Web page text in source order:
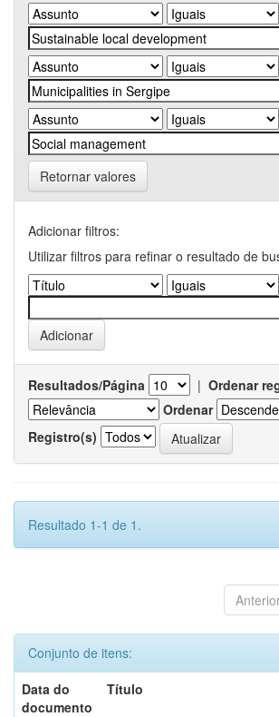
Retornar valores
Adicionar filtros:
Utilizar filtros para refinar o resultado de
Resultados/Página | Ordenar
Ordenar
Registro(s)
Resultado 1-1 de 1.
Conjunto de itens:
Data do
documento
Título